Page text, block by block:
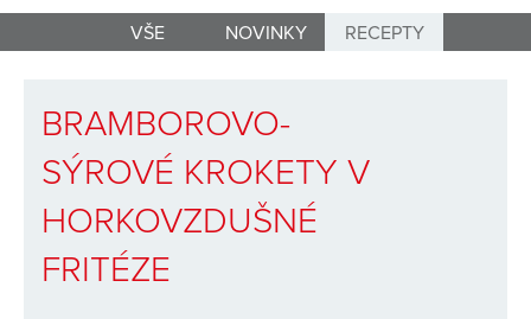
VŠE NOVINKY RECEPTY
BRAMBOROVO-
SÝROVÉ KROKETY V
HORKOVZDUŠNÉ
FRITÉZE